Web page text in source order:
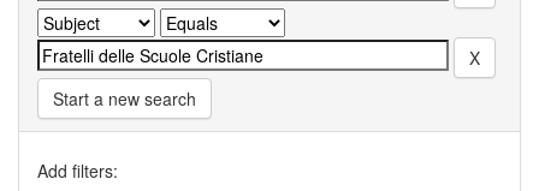
Start a new search
Add filters: